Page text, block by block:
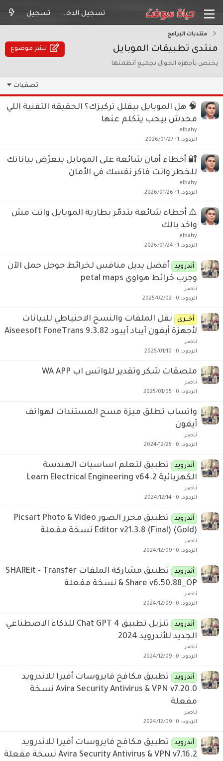
تسجيل الدخول تسجيل
منتديات البرامج
منتدى تطبيقات الموبايل نشر موضوع
يختص بأجهزة الجوال بجميع أنظمتها
تصفيات
🧠 هل الموبايل بيقلل تركيزك؟ الحقيقة التقنية اللي
محدش بيحب يتكلم عنها
elbahy
الردود 1
2026/01/27
🔐 أخطاء أمان شائعة على الموبايل بتعرّض بياناتك
للخطر وانت فاكر نفسك في الأمان
elbahy
الردود 1
2026/01/26
⚠️ أخطاء شائعة بتدمّر بطارية الموبايل وانت مش
واخد بالك
elbahy
الردود 1
2026/01/24
أندرويد
أفضل بديل منافس لخرائط جوجل حمل الآن
وجرب خرائط هواوي petal maps
ناصر
الردود 0
2025/02/02
أخــرى
نقل الملفات والنسخ الاحتياطي للبيانات
لأجهزة أيفون آيباد آيبود Aiseesoft FoneTrans 9.3.82
ناصر
الردود 0
2025/01/10
ملصقات شكر وتقدير للواتس اب WA APP
ناصر
الردود 0
2025/01/05
واتساب تطلق ميزة مسح المستندات لهواتف
آيفون
ناصر
الردود 0
2024/12/25
أندرويد
تطبيق لتعلم اساسيات الهندسة
الكهربائية Learn Electrical Engineering v64.2
ناصر
الردود 0
2024/12/14
أندرويد
تطبيق محرر الصور Picsart Photo & Video
Editor v21.3.8 (Final) (Gold) نسخة مفعلة
ناصر
الردود 0
2024/12/09
أندرويد
تطبيق مشاركة الملفات SHAREit - Transfer
& Share v6.50.88_OP نسخة مفعلة
ناصر
الردود 0
2024/12/09
أندرويد
تنزيل تطبيق Chat GPT 4 للذكاء الاصطناعي
الجديد للأندرويد 2024
ناصر
الردود 0
2024/12/09
أندرويد
تطبيق مكافح فايروسات أفيرا للاندرويد
Avira Security Antivirus & VPN v7.20.0 نسخة
مفعلة
ناصر
الردود 0
2024/12/09
أندرويد
تطبيق مكافح فايروسات أفيرا للاندرويد
Avira Security Antivirus & VPN v7.16.2 نسخة مفعلة